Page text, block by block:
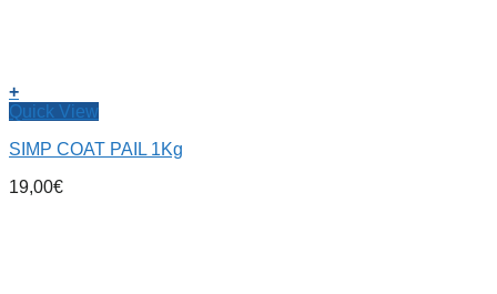
+
Quick View
SIMP COAT PAIL 1Kg
19,00€